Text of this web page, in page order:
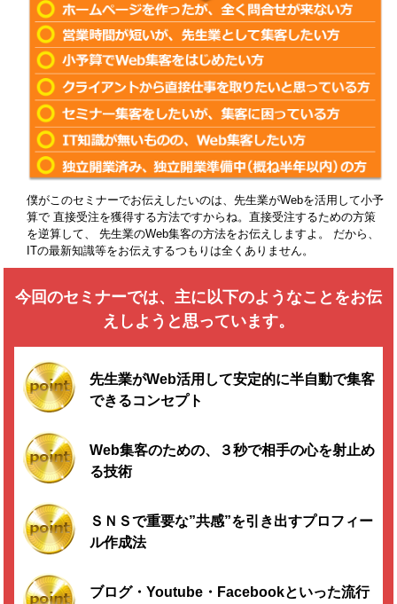
僕がこのセミナーでお伝えしたいのは、先生業がWebを活用して小予
算で直接受注を獲得する方法ですからね。直接受注するための方策
を逆算して、
先生業のWeb集客の方法をお伝えしますよ。
だから、
ITの最新知識等をお伝えするつもりは全くありません。
今回のセミナーでは、主に以下のようなことをお伝
えしようと思っています。
先生業がWeb活用して安定的に半自動で集客
できるコンセプト
Web集客のための、３秒で相手の心を射止め
る技術
ＳＮＳで重要な”共感”を引き出すプロフィー
ル作成法
ブログ・Youtube・Facebookといった流行